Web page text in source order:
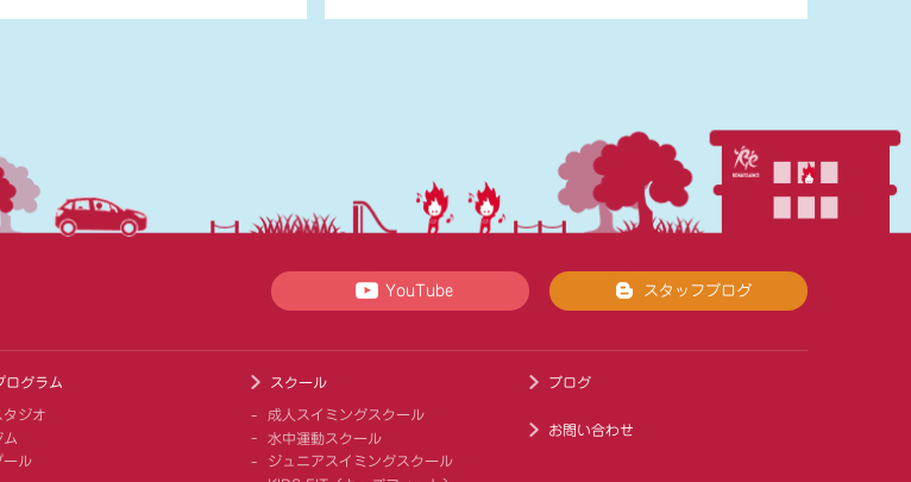
YouTube スタッフブログ
ログラム
タジオ
ム
ール
スクール
成人スイミングスクール
水中運動スクール
ジュニアスイミングスクール
ブログ
お問い合わせ